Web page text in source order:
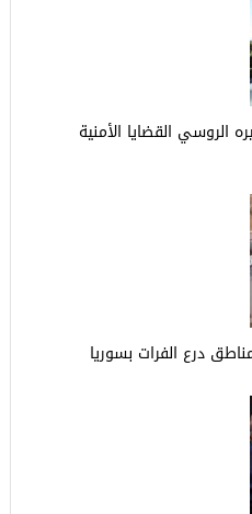
الروسي القضايا الأمنية